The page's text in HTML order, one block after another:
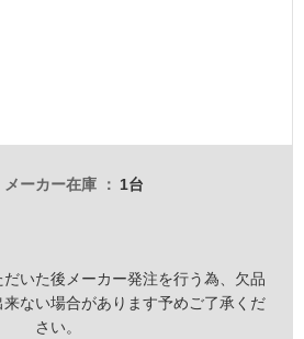
メーカー在庫 1台
いた後メーカー発注を行う為、欠品
ない場合があります予めご了承くだ
さい。